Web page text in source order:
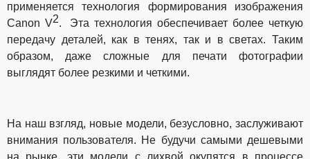
применяется технология формирования изображения
Canon V2.
Эта технология обеспечивает более четкую
передачу деталей, как в тенях, так и в светах. Таким
образом, даже сложные для печати фотографии
выглядят более резкими и четкими.
На наш взгляд, новые модели, безусловно, заслуживают
внимания пользователя. Не будучи самыми дешевыми
на рынке, эти модели с лихвой окупятся в процессе